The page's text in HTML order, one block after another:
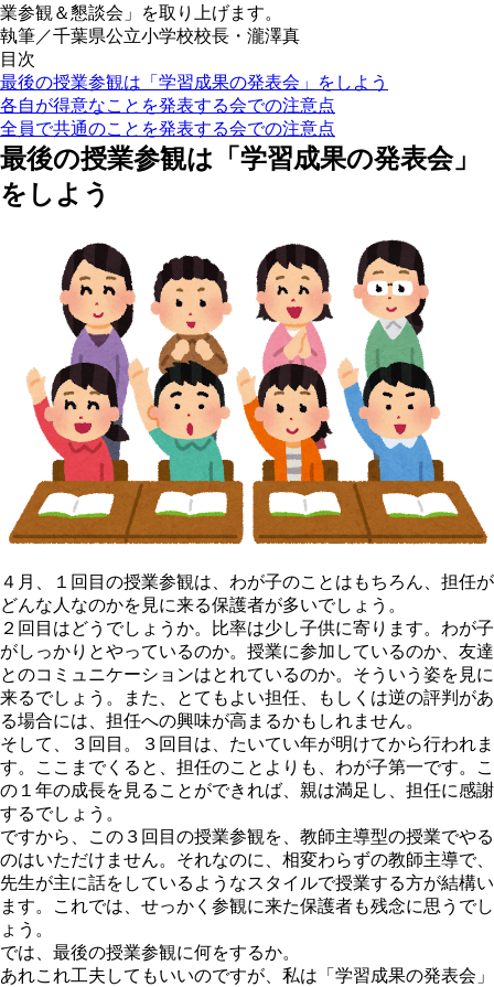
業参観＆懇談会」を取り上げます。
執筆／千葉県公立小学校校長・瀧澤真
目次
最後の授業参観は「学習成果の発表会」をしよう
各自が得意なことを発表する会での注意点
全員で共通のことを発表する会での注意点
最後の授業参観は「学習成果の発表会」
をしよう
４月、１回目の授業参観は、わが子のことはもちろん、担任が
どんな人なのかを見に来る保護者が多いでしょう。
２回目はどうでしょうか。比率は少し子供に寄ります。わが子
がしっかりとやっているのか。授業に参加しているのか、友達
とのコミュニケーションはとれているのか。そういう姿を見に
来るでしょう。また、とてもよい担任、もしくは逆の評判があ
る場合には、担任への興味が高まるかもしれません。
そして、３回目。３回目は、たいてい年が明けてから行われま
す。ここまでくると、担任のことよりも、わが子第一です。こ
の１年の成長を見ることができれば、親は満足し、担任に感謝
するでしょう。
ですから、この３回目の授業参観を、 教師主導型の授業でやる
のはいただけません。それなのに、相変わらずの教師主導で、
先生が主に話をしているようなスタイルで授業する方が結構い
ます。これでは、せっかく参観に来た保護者も残念に思うでし
ょう。
では、最後の授業参観に何をするか。
あれこれ工夫してもいいのですが、私は「 学習成果の発表会 」